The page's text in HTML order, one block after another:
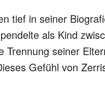
tief in seiner
als Kind
Trennung seiner
Gefühl von